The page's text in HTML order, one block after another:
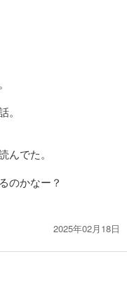
でた。
のかなー？
2025年02月18日